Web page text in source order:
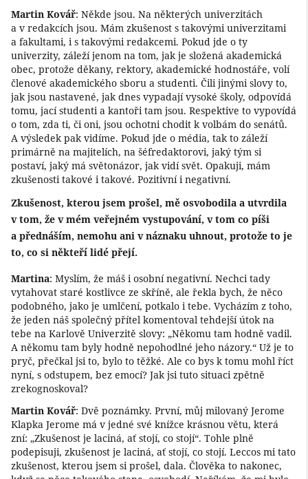
Martin Kovář: Někde jsou. Na některých univerzitách
a v redakcích jsou. Mám zkušenost s takovými univerzitami
a fakultami, i s takovými redakcemi. Pokud jde o ty
univerzity, záleží jenom na tom, jak je složená akademická
obec, protože děkany, rektory, akademické hodnostáře, volí
členové akademického sboru a studenti. Čili jinými slovy to,
jak jsou nastavené, jak dnes vypadají vysoké školy, odpovídá
tomu, jací studenti a kantoři tam jsou. Respektive to vypovídá
o tom, zda ti, či oni, jsou ochotni chodit k volbám do senátů.
A výsledek pak vidíme. Pokud jde o média, tak to záleží
primárně na majitelích, na šéfredaktorovi, jaký tým si
postaví, jaký má světonázor, jak vidí svět. Opakuji, mám
zkušenosti takové i takové. Pozitivní i negativní.
Zkušenost, kterou jsem prošel, mě osvobodila a utvrdila
v tom, že v mém veřejném vystupování, v tom co píši
a přednáším, nemohu ani v náznaku uhnout, protože to je
to, co si někteří lidé přejí.
Martina: Myslím, že máš i osobní negativní. Nechci tady
vytahovat staré kostlivce ze skříně, ale řekla bych, že něco
podobného, jako je umlčení, potkalo i tebe. Vycházím z toho,
že jeden náš společný přítel komentoval tehdejší útok na
tebe na Karlově Univerzitě slovy: „Někomu tam hodně vadil.
A někomu tam byly hodně nepohodlné jeho názory.“ Už je to
pryč, přečkal jsi to, bylo to těžké. Ale co bys k tomu mohl říct
nyní, s odstupem, bez emocí? Jak jsi tuto situaci zpětně
zrekognoskoval?
Martin Kovář: Dvě poznámky. První, můj milovaný Jerome
Klapka Jerome má v jedné své knížce krásnou větu, která
zní: „Zkušenost je laciná, ať stojí, co stojí“. Tohle plně
podepisuji, zkušenost je laciná, ať stojí, co stojí. Leccos mi tato
zkušenost, kterou jsem si prošel, dala. Člověka to nakonec,